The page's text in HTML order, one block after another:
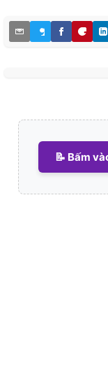
📝 Bấm